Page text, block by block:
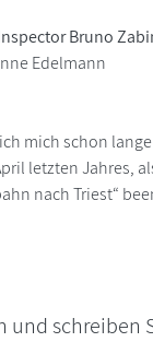
Bruno
Edelmann
mich schon
letzten Jahres,
nach Triest“
und schreiben